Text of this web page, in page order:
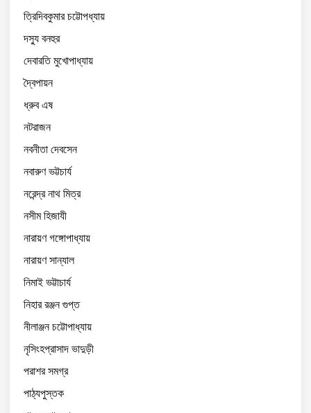
ত্রিদিবকুমার চট্টোপধ্যায়
দস্যু বনহুর
দেবারতি মুখোপাধ্যায়
দ্বৈপায়ন
ধ্রুব এষ
নটরাজন
নবনীতা দেবসেন
নবারুণ ভট্টচার্য
নরেন্দ্র নাথ মিত্র
নসীম হিজাযী
নারায়ণ গঙ্গোপাধ্যায়
নারায়ণ সান্যাল
নিমাই ভট্টাচার্য
নিহার রঞ্জন গুপ্ত
নীলাঞ্জন চট্টোপাধ্যায়
নৃসিংহপ্রাসাদ ভাদুড়ী
পরাশর সমগ্র
পাঠ্যপুস্তক